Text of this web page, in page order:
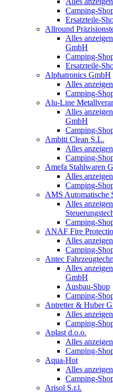
Camping-
Ersatzteile-
Allround
Alles
GmbH
Camping-
Ersatzteile-
Alphatronics GmbH
Alles
Camping-
Alu-Line
Alles
GmbH
Camping-
Ambiti Clean S.L.
Alles
Camping-
Amefa Stahlwaren
Alles
Camping-
AMS Automatische
Alles
Camping-
ANAF Fire
Alles
Camping-
Antec
Alles
GmbH
Ausbau-Shop
Camping-
Antretter & Huber
Alles
Camping-
Aplast d.o.o.
Alles
Camping-
Aqua-Hot
Alles
Camping-
Arisol S.r.l.